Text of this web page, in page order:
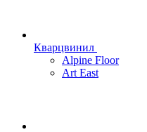
Кварцвинил
Alpine Floor
Art East